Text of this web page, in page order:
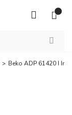
Beko ADP 61420 I